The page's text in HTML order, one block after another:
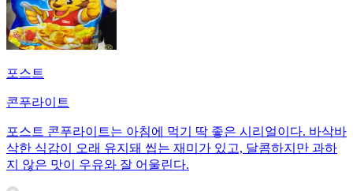
포스트
콘푸라이트
포스트 콘푸라이트는 아침에 먹기 딱 좋은 시리얼이다. 바삭바
삭한 식감이 오래 유지돼 씹는 재미가 있고, 달콤하지만 과하
지 않은 맛이 우유와 잘 어울린다.